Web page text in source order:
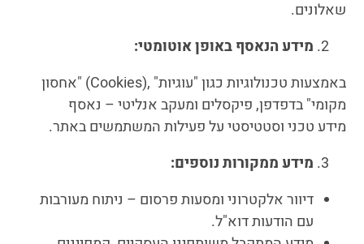
שאלונים.
מידע הנאסף באופן אוטומטי:
באמצעות טכנולוגיות כגון "עוגיות" ,(Cookies) "אחסון
מקומי" בדפדפן, פיקסלים ומעקב אנליטי – נאסף
מידע טכני וסטטיסטי על פעילות המשתמשים באתר.
מידע ממקורות נוספים:
דיוור אלקטרוני ומסעות פרסום – ניתוח מעורבות
עם הודעות דוא"ל.